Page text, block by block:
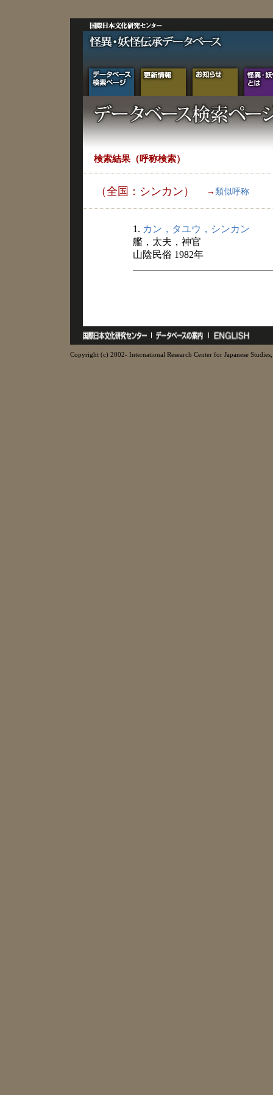
検索結果（呼称検索）
（全国：シンカン） → 類似呼称
1. カン，タユウ，シンカン
艦，太夫，神官
山陰民俗 1982年
Copyright (c) 2002- International Research Center for Japanese